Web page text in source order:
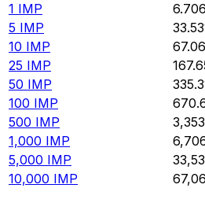
1 IMP
5 IMP
10 IMP
25 IMP
50 IMP
100 IMP
500 IMP
1,000 IMP
5,000 IMP
10,000 IMP